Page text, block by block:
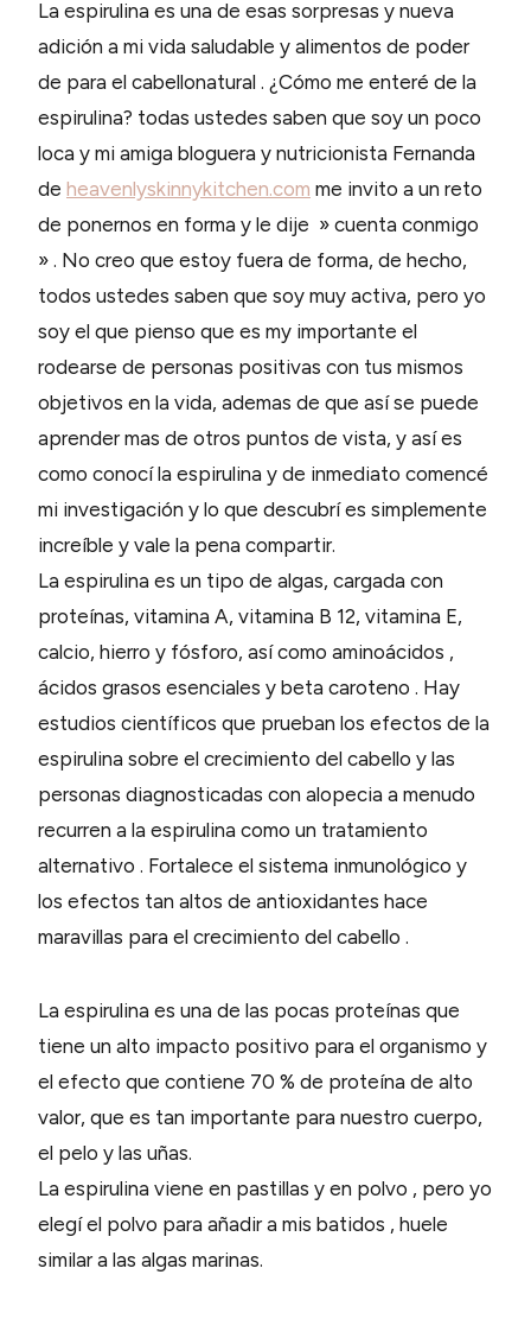
La espirulina es una de esas sorpresas y nueva
adición a mi vida saludable y alimentos de poder
de para el cabellonatural . ¿Cómo me enteré de la
espirulina? todas ustedes saben que soy un poco
loca y mi amiga bloguera y nutricionista Fernanda
de heavenlyskinnykitchen.com me invito a un reto
de ponernos en forma y le dije » cuenta conmigo
» . No creo que estoy fuera de forma, de hecho,
todos ustedes saben que soy muy activa, pero yo
soy el que pienso que es my importante el
rodearse de personas positivas con tus mismos
objetivos en la vida, ademas de que así se puede
aprender mas de otros puntos de vista, y así es
como conocí la espirulina y de inmediato comencé
mi investigación y lo que descubrí es simplemente
increíble y vale la pena compartir.
La espirulina es un tipo de algas, cargada con
proteínas, vitamina A, vitamina B 12, vitamina E,
calcio, hierro y fósforo, así como aminoácidos ,
ácidos grasos esenciales y beta caroteno . Hay
estudios científicos que prueban los efectos de la
espirulina sobre el crecimiento del cabello y las
personas diagnosticadas con alopecia a menudo
recurren a la espirulina como un tratamiento
alternativo . Fortalece el sistema inmunológico y
los efectos tan altos de antioxidantes hace
maravillas para el crecimiento del cabello .
La espirulina es una de las pocas proteínas que
tiene un alto impacto positivo para el organismo y
el efecto que contiene 70 % de proteína de alto
valor, que es tan importante para nuestro cuerpo,
el pelo y las uñas.
La espirulina viene en pastillas y en polvo , pero yo
elegí el polvo para añadir a mis batidos , huele
similar a las algas marinas.